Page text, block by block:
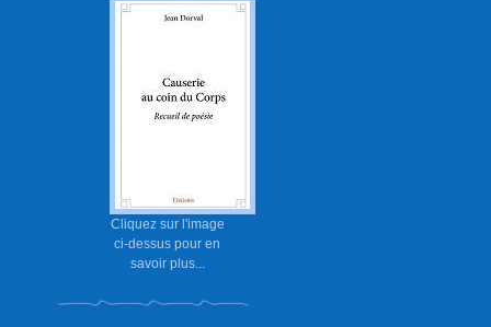
Cliquez sur l'image
ci-dessus pour en
savoir plus...